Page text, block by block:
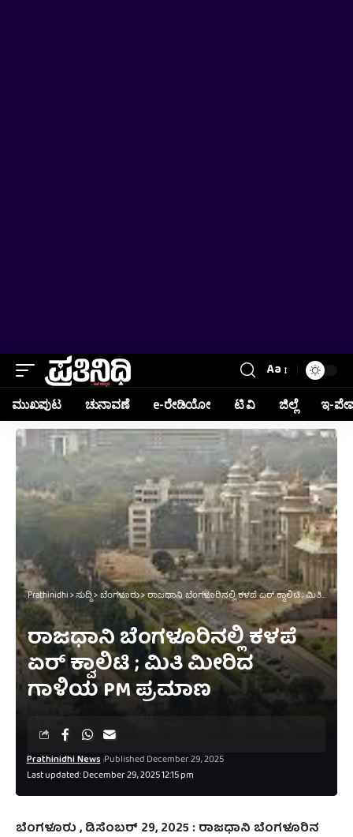
Aa
ಮುಖಪುಟ ಚುನಾವಣೆ e-ರೇಡಿಯೋ ಟಿ ವಿ ಜಿಲ್ಲೆ ಇ-
Prathinidhi>ಸುದ್ದಿ>ಬೆಂಗಳೂರು>ರಾಜಧಾನಿ ಬೆಂಗಳೂರಿನಲ್ಲಿ ಕಳಪೆ ಏರ್ ಕ್ವಾಲಿಟಿ ; ಮಿತಿ ಮೀರಿದ ಗಾಳಿಯ PM ಪ್ರಮಾಣ
ರಾಜಧಾನಿ ಬೆಂಗಳೂರಿನಲ್ಲಿ ಕಳಪೆ
ಏರ್ ಕ್ವಾಲಿಟಿ ; ಮಿತಿ ಮೀರಿದ
ಗಾಳಿಯ PM ಪ್ರಮಾಣ
Last updated: December 29, 2025 12:15 pm
Prathinidhi News Published December 29, 2025
ಬೆಂಗಳೂರು , ಡಿಸೆಂಬರ್‌ 29, 2025 : ರಾಜಧಾನಿ ಬೆಂಗಳೂರಿನ